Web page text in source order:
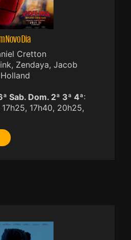
Novo Dia
Cretton
Zendaya, Jacob
Sab. Dom. 2ª 3ª 4ª:
17h25, 17h40, 20h25,